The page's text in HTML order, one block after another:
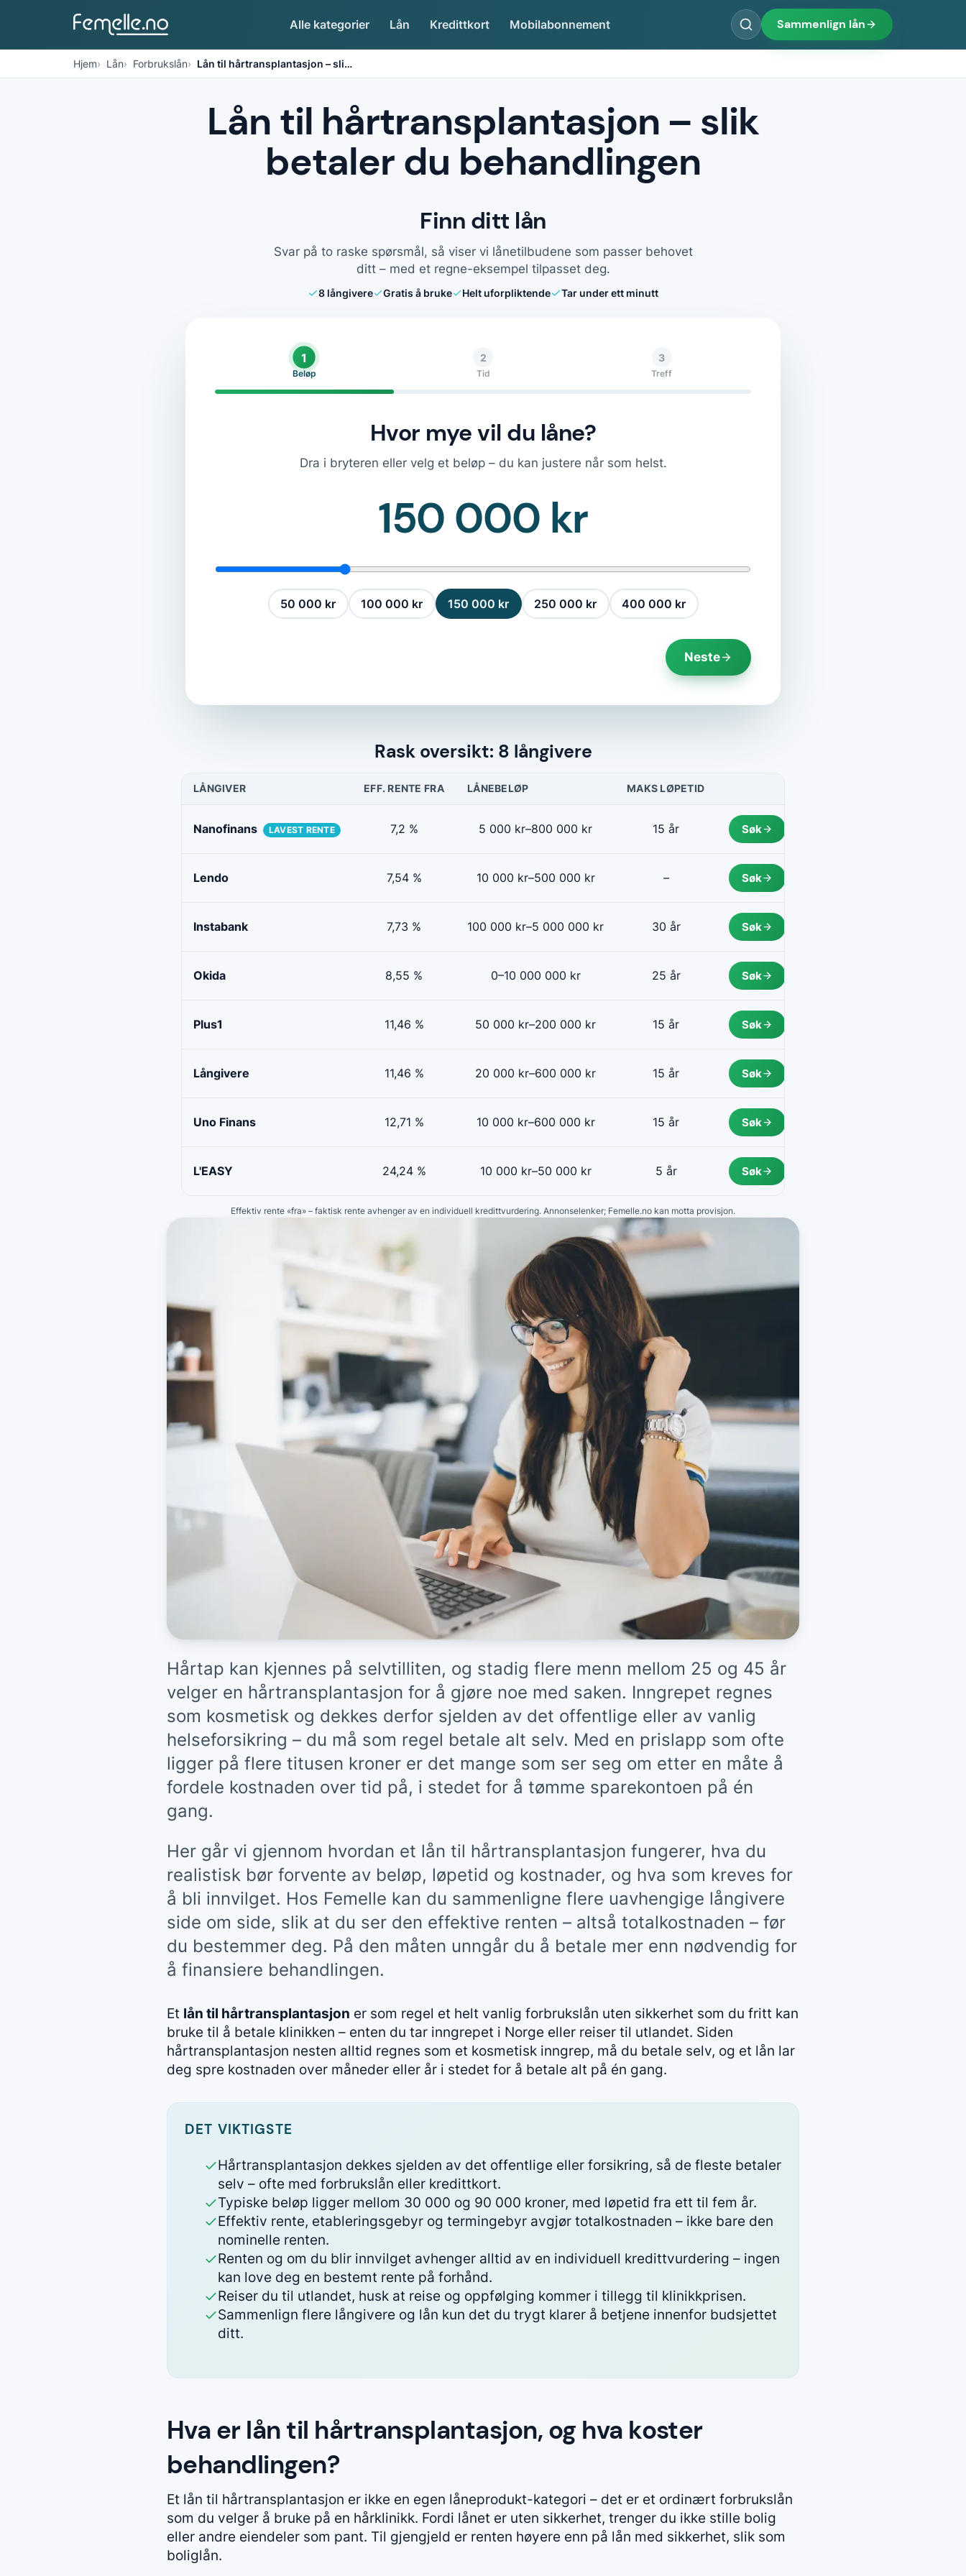
Alle kategorier Lån Kredittkort Mobilabonnement Sammenlign lån
Hjem Lån Forbrukslån Lån til hårtransplantasjon – sli…
Lån til hårtransplantasjon – slik
betaler du behandlingen
Finn ditt lån
Svar på to raske spørsmål, så viser vi lånetilbudene som passer behovet
ditt – med et regne-eksempel tilpasset deg.
8långivere Gratis å bruke Helt uforpliktende Tar under ett minutt
1
Beløp
2
Tid
3
Treff
Hvor mye vil du låne?
Dra i bryteren eller velg et beløp – du kan justere når som helst.
150 000 kr
50 000 kr 100 000 kr 150 000 kr 250 000 kr 400 000 kr
Neste
Rask oversikt: 8 långivere
LÅNGIVER EFF. RENTE FRA LÅNEBELØP MAKS LØPETID
Nanofinans LAVEST RENTE 7,2 % 5 000 kr–800 000 kr 15 år Søk
Lendo 7,54 % 10 000 kr–500 000 kr – Søk
Instabank 7,73 % 100 000 kr–5 000 000 kr 30 år Søk
Okida 8,55 % 0–10 000 000 kr 25 år Søk
Plus1 11,46 % 50 000 kr–200 000 kr 15 år Søk
Långivere 11,46 % 20 000 kr–600 000 kr 15 år Søk
Uno Finans 12,71 % 10 000 kr–600 000 kr 15 år Søk
L'EASY 24,24 % 10 000 kr–50 000 kr 5 år Søk
Effektiv rente «fra» – faktisk rente avhenger av en individuell kredittvurdering. Annonselenker; Femelle.no kan motta provisjon.
Hårtap kan kjennes på selvtilliten, og stadig flere menn mellom 25 og 45 år
velger en hårtransplantasjon for å gjøre noe med saken. Inngrepet regnes
som kosmetisk og dekkes derfor sjelden av det offentlige eller av vanlig
helseforsikring – du må som regel betale alt selv. Med en prislapp som ofte
ligger på flere titusen kroner er det mange som ser seg om etter en måte å
fordele kostnaden over tid på, i stedet for å tømme sparekontoen på én
gang.
Her går vi gjennom hvordan et lån til hårtransplantasjon fungerer, hva du
realistisk bør forvente av beløp, løpetid og kostnader, og hva som kreves for
å bli innvilget. Hos Femelle kan du sammenligne flere uavhengige långivere
side om side, slik at du ser den effektive renten – altså totalkostnaden – før
du bestemmer deg. På den måten unngår du å betale mer enn nødvendig for
å finansiere behandlingen.
Et lån til hårtransplantasjon er som regel et helt vanlig forbrukslån uten sikkerhet som du fritt kan
bruke til å betale klinikken – enten du tar inngrepet i Norge eller reiser til utlandet. Siden
hårtransplantasjon nesten alltid regnes som et kosmetisk inngrep, må du betale selv, og et lån lar
deg spre kostnaden over måneder eller år i stedet for å betale alt på én gang.
DET VIKTIGSTE
Hårtransplantasjon dekkes sjelden av det offentlige eller forsikring, så de fleste betaler
selv – ofte med forbrukslån eller kredittkort.
Typiske beløp ligger mellom 30 000 og 90 000 kroner, med løpetid fra ett til fem år.
Effektiv rente, etableringsgebyr og termingebyr avgjør totalkostnaden – ikke bare den
nominelle renten.
Renten og om du blir innvilget avhenger alltid av en individuell kredittvurdering – ingen
kan love deg en bestemt rente på forhånd.
Reiser du til utlandet, husk at reise og oppfølging kommer i tillegg til klinikkprisen.
Sammenlign flere långivere og lån kun det du trygt klarer å betjene innenfor budsjettet
ditt.
Hva er lån til hårtransplantasjon, og hva koster
behandlingen?
Et lån til hårtransplantasjon er ikke en egen låneprodukt-kategori – det er et ordinært forbrukslån
som du velger å bruke på en hårklinikk. Fordi lånet er uten sikkerhet, trenger du ikke stille bolig
eller andre eiendeler som pant. Til gjengjeld er renten høyere enn på lån med sikkerhet, slik som
boliglån.